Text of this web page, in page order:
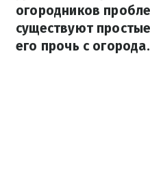
огородников
существуют
его прочь с огорода.